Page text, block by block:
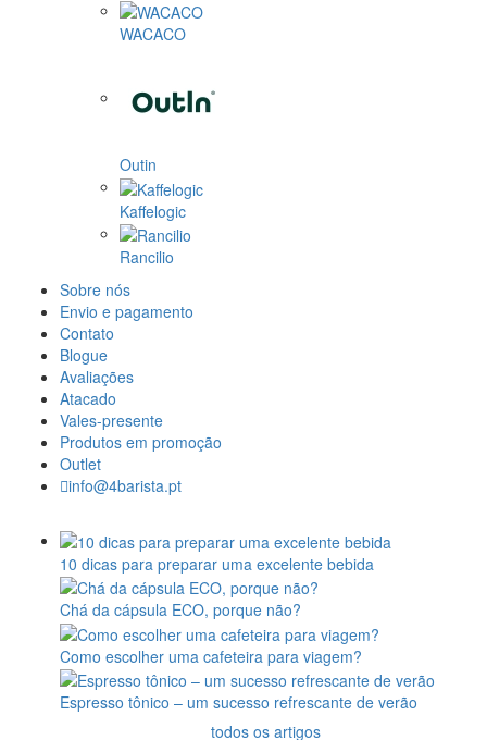
WACACO
Outin
Kaffelogic
Rancilio
Sobre nós
Envio e pagamento
Contato
Blogue
Avaliações
Atacado
Vales-presente
Produtos em promoção
Outlet
info@4barista.pt
10 dicas para preparar uma excelente bebida
Chá da cápsula ECO, porque não?
Como escolher uma cafeteira para viagem?
Espresso tônico – um sucesso refrescante de verão
todos os artigos